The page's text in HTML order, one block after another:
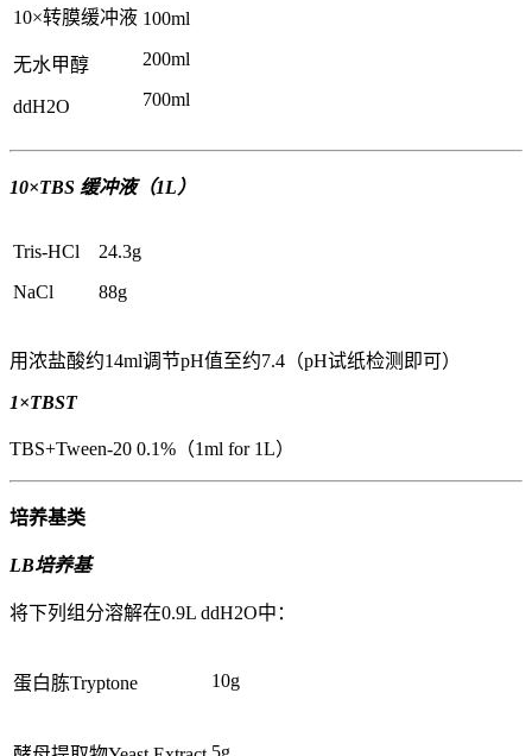
10×转膜缓冲液
无水甲醇
ddH2O
100ml
200ml
700ml
10×TBS 缓冲液（1L）
Tris-HCl
NaCl
24.3g
88g
用浓盐酸约14ml调节pH值至约7.4（pH试纸检测即可）
1×TBST
TBS+Tween-20 0.1%（1ml for 1L）
培养基类
LB培养基
将下列组分溶解在0.9L ddH2O中：
蛋白胨Tryptone 10g
5g